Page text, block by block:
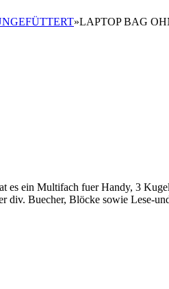
»LAPTOP BAG
es ein Multifach fuer Handy, 3
div. Buecher, Blöcke sowie Lese-